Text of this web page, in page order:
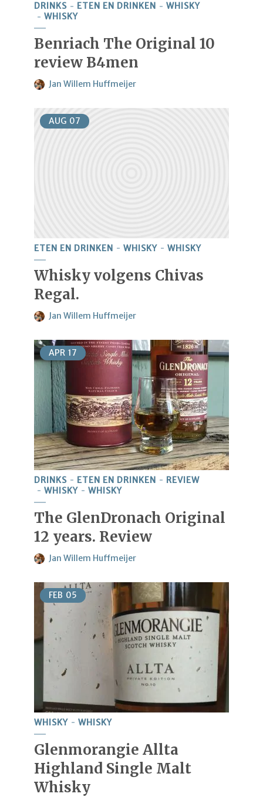
DRINKS ETEN EN DRINKEN
WHISKY
WHISKY
Benriach The Original 10
review B4men
Jan Willem Huffmeijer
AUG 07
ETEN EN DRINKEN WHISKY WHISKY
Whisky volgens Chivas
Regal.
Jan Willem Huffmeijer
APR 17
DRINKS ETEN EN DRINKEN
REVIEW
WHISKY
WHISKY
The GlenDronach Original
12 years. Review
Jan Willem Huffmeijer
FEB 05
WHISKY WHISKY
Glenmorangie Allta
Highland Single Malt
Whisky